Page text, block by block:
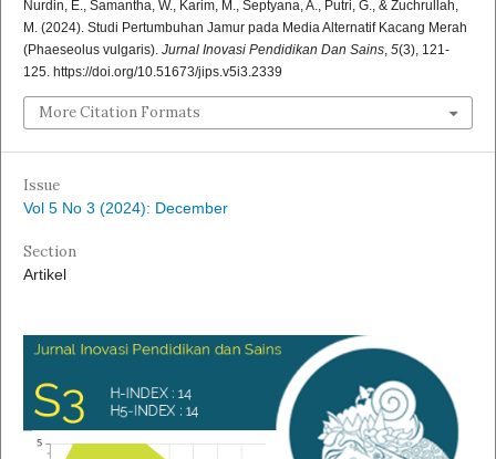
Nurdin, E., Samantha, W., Karim, M., Septyana, A., Putri, G., & Zuchrullah,
M. (2024). Studi Pertumbuhan Jamur pada Media Alternatif Kacang Merah
(Phaeseolus vulgaris). Jurnal Inovasi Pendidikan Dan Sains 5(3), 121-
125. https://doi.org/10.51673/jips.v5i3.2339
More Citation Formats
Issue
Vol 5 No 3 (2024): December
Section
Artikel